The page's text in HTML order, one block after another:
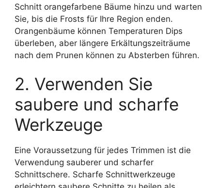
Schnitt orangefarbene Bäume hinzu und warten
Sie, bis die Frosts für Ihre Region enden.
Orangenbäume können Temperaturen Dips
überleben, aber längere Erkältungszeiträume
nach dem Prunen können zu Absterben führen.
2. Verwenden Sie
saubere und scharfe
Werkzeuge
Eine Voraussetzung für jedes Trimmen ist die
Verwendung sauberer und scharfer
Schnittschere. Scharfe Schnittwerkzeuge